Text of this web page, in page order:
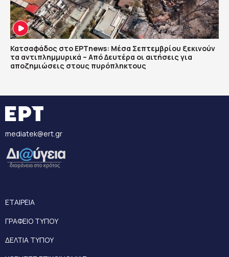
Κατσαφάδος στο ΕΡΤnews: Μέσα Σεπτεμβρίου ξεκινούν
τα αντιπλημμυρικά – Από Δευτέρα οι αιτήσεις για
αποζημιώσεις στους πυρόπληκτους
mediatek@ert.gr
ΕΤΑΙΡΕΙΑ
ΓΡΑΦΕΙΟ ΤΥΠΟΥ
ΔΕΛΤΙΑ ΤΥΠΟΥ